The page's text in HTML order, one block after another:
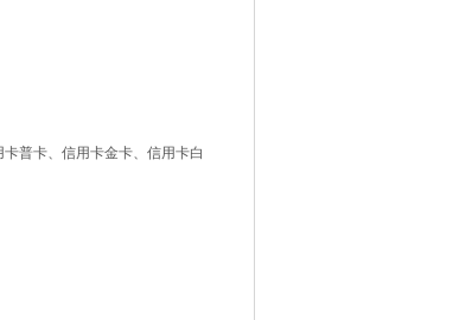
普卡、信用卡金卡、信用卡白